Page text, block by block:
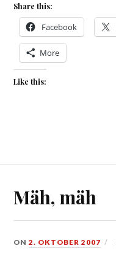
Share this:
Facebook
More
Like this:
Mäh, mäh
ON2. OKTOBER 2007